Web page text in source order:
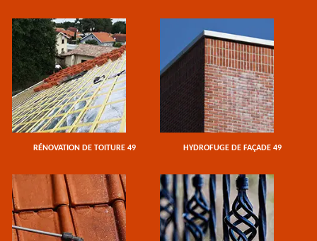
RÉNOVATION DE TOITURE 49 HYDROFUGE DE FAÇADE 49